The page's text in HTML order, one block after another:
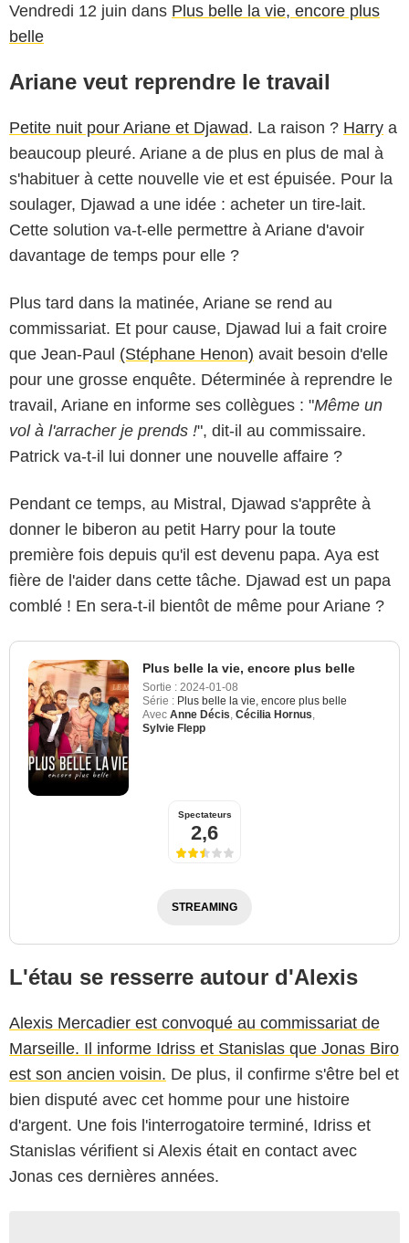
Vendredi 12 juin dans Plus belle la vie, encore plus
belle
Ariane veut reprendre le travail
Petite nuit pour Ariane et Djawad. La raison ? Harry a
beaucoup pleuré. Ariane a de plus en plus de mal à
s'habituer à cette nouvelle vie et est épuisée. Pour la
soulager, Djawad a une idée : acheter un tire-lait.
Cette solution va-t-elle permettre à Ariane d'avoir
davantage de temps pour elle ?
Plus tard dans la matinée, Ariane se rend au
commissariat. Et pour cause, Djawad lui a fait croire
que Jean-Paul (Stéphane Henon) avait besoin d'elle
pour une grosse enquête. Déterminée à reprendre le
travail, Ariane en informe ses collègues : "Même un
vol à l'arracher je prends !", dit-il au commissaire.
Patrick va-t-il lui donner une nouvelle affaire ?
Pendant ce temps, au Mistral, Djawad s'apprête à
donner le biberon au petit Harry pour la toute
première fois depuis qu'il est devenu papa. Aya est
fière de l'aider dans cette tâche. Djawad est un papa
comblé ! En sera-t-il bientôt de même pour Ariane ?
Plus belle la vie, encore plus belle
Sortie : 2024-01-08
Série : Plus belle la vie, encore plus belle
Avec Anne Décis Cécilia Hornus
Sylvie Flepp
Spectateurs
2,6
STREAMING
L'étau se resserre autour d'Alexis
Alexis Mercadier est convoqué au commissariat de
Marseille. Il informe Idriss et Stanislas que Jonas Biro
est son ancien voisin. De plus, il confirme s'être bel et
bien disputé avec cet homme pour une histoire
d'argent. Une fois l'interrogatoire terminé, Idriss et
Stanislas vérifient si Alexis était en contact avec
Jonas ces dernières années.